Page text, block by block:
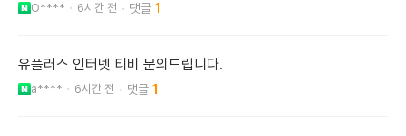
O**** 6시간 전 1
유플러스 인터넷 티비 문의드립니다.
a**** 6시간 전 1